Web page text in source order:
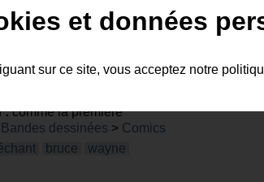
part 4
a 13 ans
:comme la premiere
Bandes dessinées > Comics
bruce wayne
et données
sur ce site, vous acceptez notre